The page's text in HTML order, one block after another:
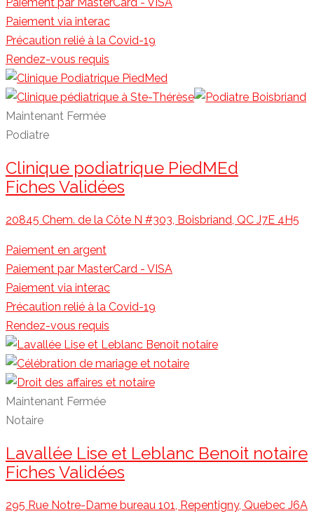
Paiement par MasterCard - VISA
Paiement via interac
Précaution relié à la Covid-19
Rendez-vous requis
Maintenant Fermée
Podiatre
Clinique podiatrique PiedMEd
Fiches Validées
20845 Chem. de la Côte N #303, Boisbriand, QC J7E 4H5
Paiement en argent
Paiement par MasterCard - VISA
Paiement via interac
Précaution relié à la Covid-19
Rendez-vous requis
Maintenant Fermée
Notaire
Lavallée Lise et Leblanc Benoit notaire
Fiches Validées
295 Rue Notre-Dame bureau 101, Repentigny, Quebec J6A